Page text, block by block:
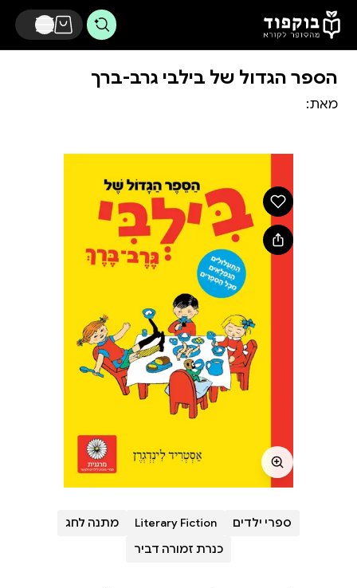
דלג לתוכן הראשי
הספר הגדול של בילבי גרב-ברך
מאת:
ספרי ילדים Literary Fiction
מתנה לחג
כנרת זמורה דביר